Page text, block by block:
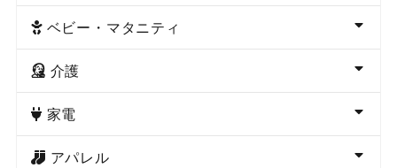
ベビー・マタニティ
介護
家電
アパレル